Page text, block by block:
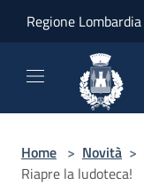
Regione Lombardia
Home > Novità >
Riapre la ludoteca!